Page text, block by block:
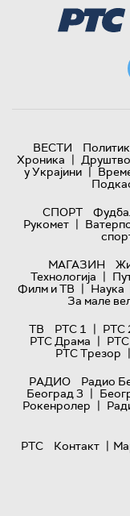
ВЕСТИ
Хроника | Друштво
у Украјини |
СПОРТ
Рукомет |
МАГАЗИН
Технологијa |
Филм и ТВ | Наука
За мале
ТВ
РТС 1 | РТС
РТС Драма |
РТС Трезор |
РАДИО
Радио
Београд 3 |
Рокенролер |
РТС
Контакт |